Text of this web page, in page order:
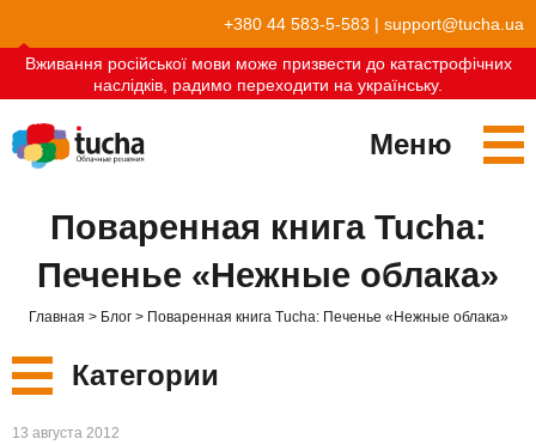
+380 44 583-5-583 | support@tucha.ua
Вживання російської мови може призвести до катастрофічних
наслідків, радимо переходити на українську.
Меню
Поваренная книга Tucha:
Печенье «Нежные облака»
Главная Блог Поваренная книга Tucha: Печенье «Нежные облака»
Категории
Новые
13 августа 2012